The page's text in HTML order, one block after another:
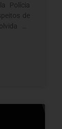
Polícia
de
no